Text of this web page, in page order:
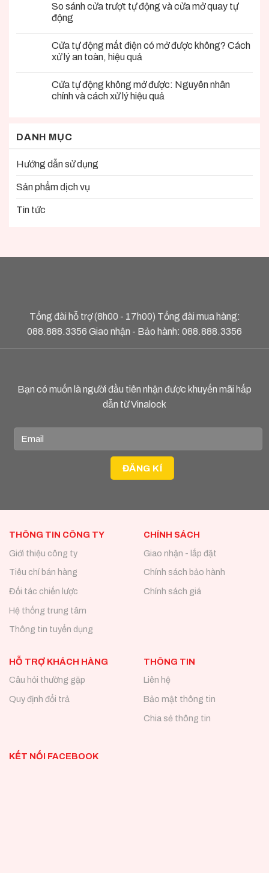
So sánh cửa trượt tự động và cửa mở quay tự
động
Cửa tự động mất điện có mở được không? Cách
xử lý an toàn, hiệu quả
Cửa tự động không mở được: Nguyên nhân
chính và cách xử lý hiệu quả
DANH MỤC
Hướng dẫn sử dụng
Sản phẩm dịch vụ
Tin tức
Tổng đài hỗ trợ (8h00 - 17h00) Tổng đài mua hàng:
088.888.3356 Giao nhận - Bảo hành: 088.888.3356
Bạn có muốn là người đầu tiên nhận được khuyến mãi hấp
dẫn từ Vinalock
THÔNG TIN CÔNG TY
Giới thiệu công ty
Tiêu chí bán hàng
Đối tác chiến lược
Hệ thống trung tâm
Thông tin tuyển dụng
CHÍNH SÁCH
Giao nhận - lắp đặt
Chính sách bảo hành
Chính sách giá
HỖ TRỢ KHÁCH HÀNG
Câu hỏi thường gặp
Quy định đổi trả
THÔNG TIN
Liên hệ
Bảo mật thông tin
Chia sẻ thông tin
KẾT NỐI FACEBOOK